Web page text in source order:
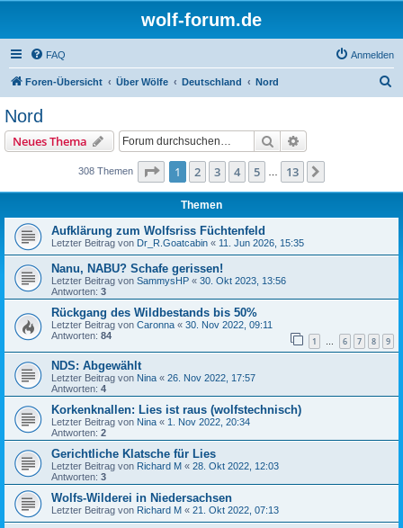
wolf-forum.de
FAQ Anmelden
Foren-Übersicht Über Wölfe Deutschland Nord
Nord
Neues Thema Suche
308 Themen Seite 1von 13
1 2 3 4 5 13
Themen
Aufklärung zum Wolfsriss Füchtenfeld
Letzter Beitrag von Dr_R.Goatcabin « 11. Jun 2026, 15:35
Nanu, NABU? Schafe gerissen!
Letzter Beitrag von SammysHP « 30. Okt 2023, 13:56
Antworten: 3
Rückgang des Wildbestands bis 50%
Letzter Beitrag von Caronna « 30. Nov 2022, 09:11
Antworten: 84 1 … 6 7 8 9
NDS: Abgewählt
Letzter Beitrag von Nina « 26. Nov 2022, 17:57
Antworten: 4
Korkenknallen: Lies ist raus (wolfstechnisch)
Letzter Beitrag von Nina « 1. Nov 2022, 20:34
Antworten: 2
Gerichtliche Klatsche für Lies
Letzter Beitrag von Richard M « 28. Okt 2022, 12:03
Antworten: 3
Wolfs-Wilderei in Niedersachsen
Letzter Beitrag von Richard M « 21. Okt 2022, 07:13